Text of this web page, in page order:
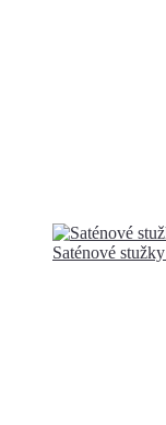
Saténové stužky